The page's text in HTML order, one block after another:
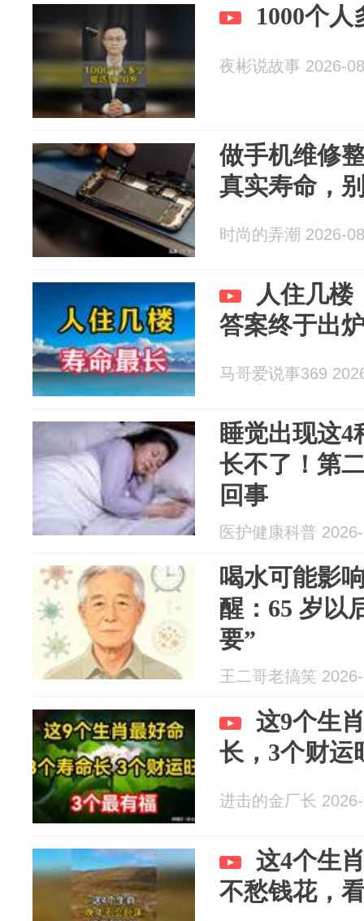
1000个人
夜彬说故事 2026-
做手机维修
真实寿命，
时尚的弄潮 2026-
人住几楼
答案终于出
马哥爱说事369
睡觉出现这
长不了！第
回事
医护健康科普
喝水可能影
醒：65 岁以
要”
王二哥老搞笑
这9个生
长，3个财运
进击的金厂长
这4个生
不愁钱花，